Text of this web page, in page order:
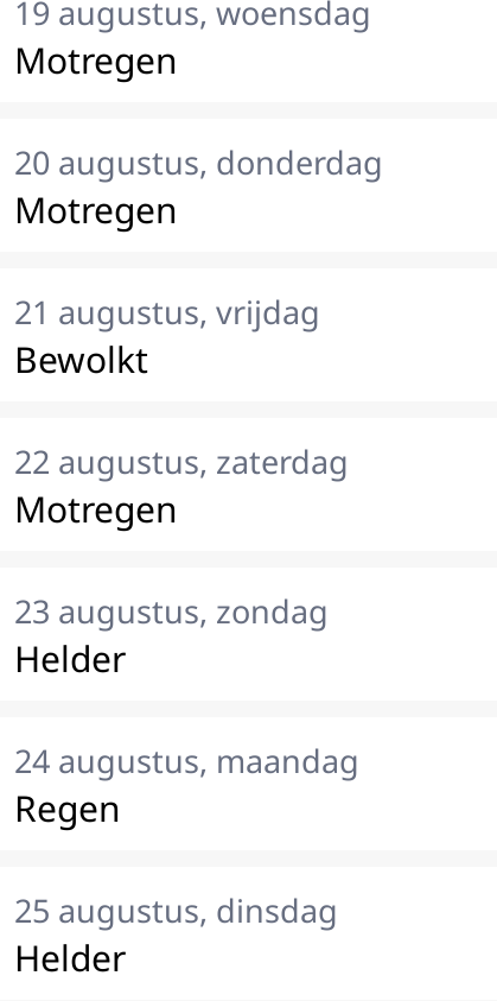
19 augustus, woensdag
Motregen
20 augustus, donderdag
Motregen
21 augustus, vrijdag
Bewolkt
22 augustus, zaterdag
Motregen
23 augustus, zondag
Helder
24 augustus, maandag
Regen
25 augustus, dinsdag
Helder